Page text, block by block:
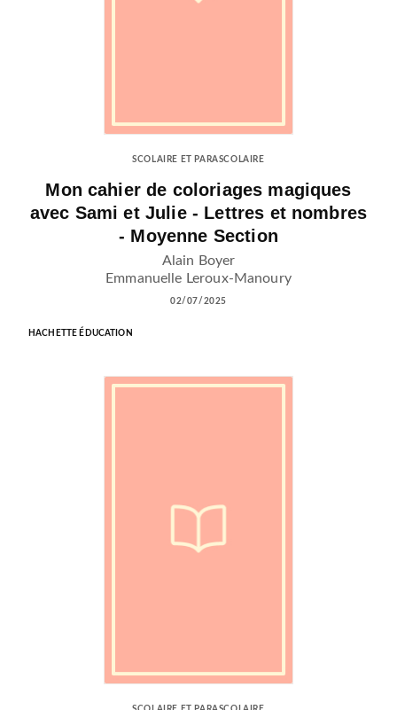
SCOLAIRE ET PARASCOLAIRE
Mon cahier de coloriages magiques
avec Sami et Julie - Lettres et nombres
- Moyenne Section
Alain Boyer
Emmanuelle Leroux-Manoury
02/07/2025
HACHETTE ÉDUCATION